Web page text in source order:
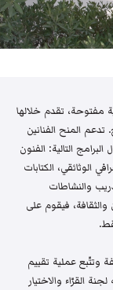
مفتوحة، تقدم خلالها
تدعم المنح الفنانين
التالية: الفنون
الوثائقي، الكتابات
والنشاطات
والثقافة، فيقوم على
المختلفة وتتّبع عملية تقييم
القرّاء والاختيار